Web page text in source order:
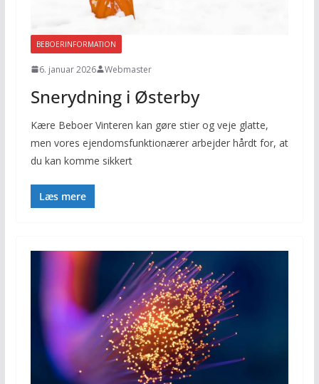
BEBOERINFORMATION
6. januar 2026 Webmaster
Snerydning i Østerby
Kære Beboer Vinteren kan gøre stier og veje glatte,
men vores ejendomsfunktionærer arbejder hårdt for, at
du kan komme sikkert
Læs mere